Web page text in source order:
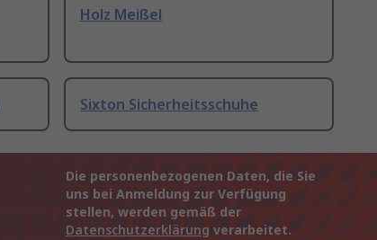
Holz Meißel
Sixton Sicherheitsschuhe
Die personenbezogenen Daten, die Sie
uns bei Anmeldung zur Verfügung
stellen, werden gemäß der
Datenschutzerklärung verarbeitet.